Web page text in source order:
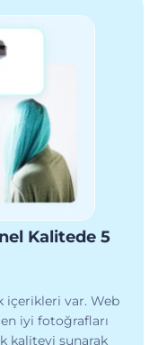
Kalitede 5
içerikleri var. Web
iyi fotoğrafları
kaliteyi sunarak